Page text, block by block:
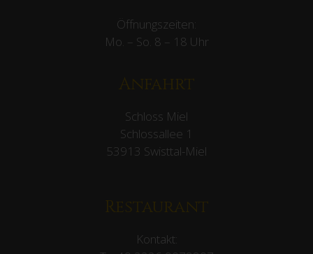
Öffnungszeiten:
Mo. – So. 8 – 18 Uhr
Anfahrt
Schloss Miel
Schlossallee 1
53913 Swisttal-Miel
Restaurant
Kontakt: